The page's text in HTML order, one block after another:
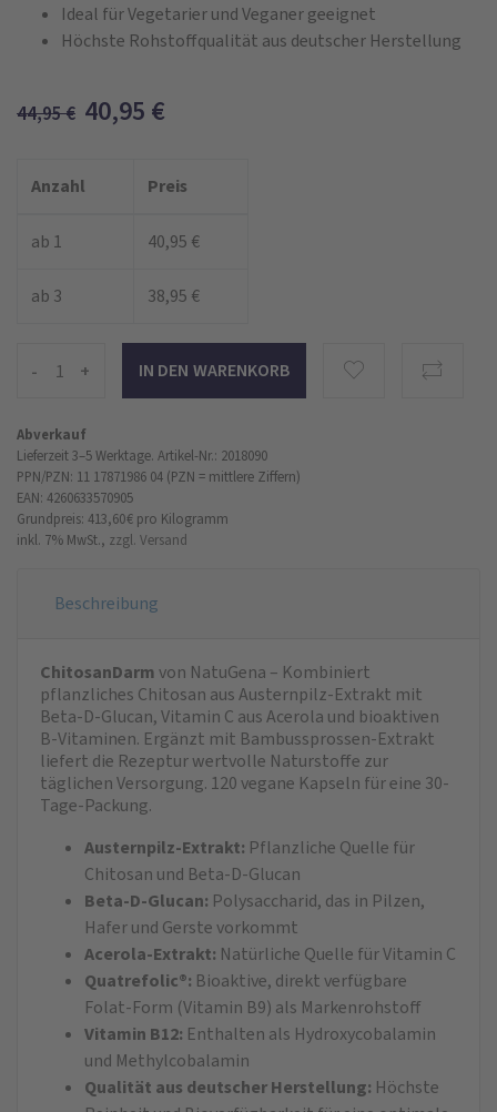
Ideal für Vegetarier und Veganer geeignet
Höchste Rohstoffqualität aus deutscher Herstellung
44,95€ 40,95 €
Anzahl Preis
ab 1 40,95 €
ab 3 38,95 €
- +
Abverkauf
Lieferzeit 3–5 Werktage. Artikel-Nr.: 2018090
PPN/PZN: 11 17871986 04 (PZN = mittlere Ziffern)
EAN: 4260633570905
Grundpreis: 413,60 € pro Kilogramm
inkl. 7% MwSt., zzgl. Versand
Beschreibung
ChitosanDarmvon NatuGena – Kombiniert
pflanzliches Chitosan aus Austernpilz-Extrakt mit
Beta-D-Glucan, Vitamin C aus Acerola und bioaktiven
B-Vitaminen. Ergänzt mit Bambussprossen-Extrakt
liefert die Rezeptur wertvolle Naturstoffe zur
täglichen Versorgung. 120 vegane Kapseln für eine 30-
Tage-Packung.
Austernpilz-Extrakt: Pflanzliche Quelle für
Chitosan und Beta-D-Glucan
Beta-D-Glucan: Polysaccharid, das in Pilzen,
Hafer und Gerste vorkommt
Acerola-Extrakt: Natürliche Quelle für Vitamin C
Quatrefolic®: Bioaktive, direkt verfügbare
Folat-Form (Vitamin B9) als Markenrohstoff
Vitamin B12: Enthalten als Hydroxycobalamin
und Methylcobalamin
Qualität aus deutscher Herstellung: Höchste